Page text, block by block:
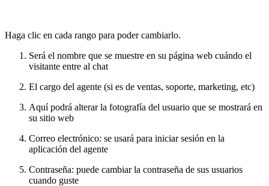
Haga clic en cada rango para poder cambiarlo.
Será el nombre que se muestre en su página web cuándo el
visitante entre al chat
El cargo del agente (si es de ventas, soporte, marketing, etc)
Aquí podrá alterar la fotografía del usuario que se mostrará en
su sitio web
Correo electrónico: se usará para iniciar sesión en la
aplicación del agente
Contraseña: puede cambiar la contraseña de sus usuarios
cuando guste